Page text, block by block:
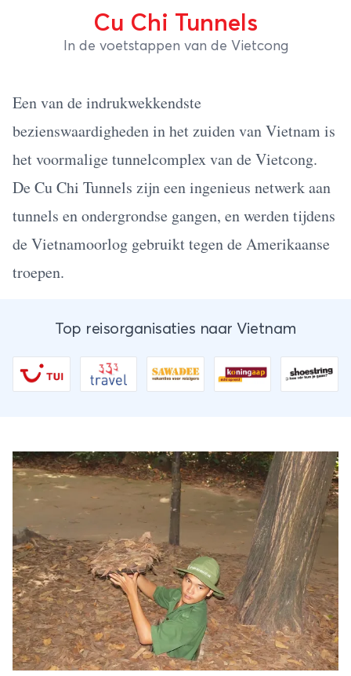
Cu Chi Tunnels
In de voetstappen van de Vietcong
Een van de indrukwekkendste
bezienswaardigheden in het zuiden van Vietnam is
het voormalige tunnelcomplex van de Vietcong.
De Cu Chi Tunnels zijn een ingenieus netwerk aan
tunnels en ondergrondse gangen, en werden tijdens
de Vietnamoorlog gebruikt tegen de Amerikaanse
troepen.
Top reisorganisaties naar Vietnam